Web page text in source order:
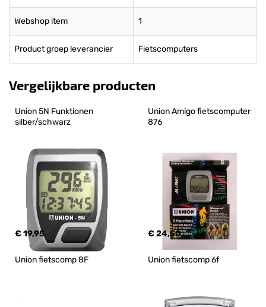
Webshop item 1
Product groep leverancier Fietscomputers
Vergelijkbare producten
Union 5N Funktionen
silber/schwarz
€ 19,95
Union Amigo fietscomputer
876
€ 24,50
Union fietscomp 8F Union fietscomp 6f